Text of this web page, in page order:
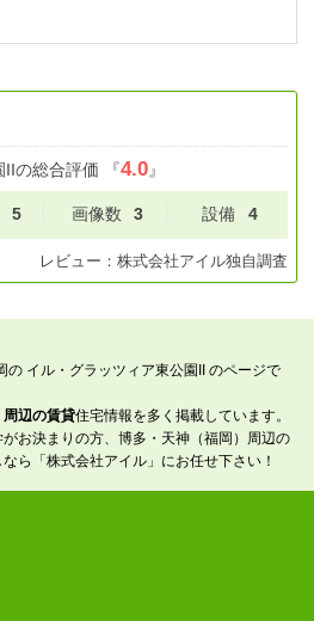
IIの総合評価 『4.0』
5 画像数 3 設備 4
レビュー： 株式会社アイル独自調査
の イル・グラッツィア東公園II のページで
辺の賃貸住宅情報を多く掲載しています。
お決まりの方、博多・天神（福岡）周辺の
ら「株式会社アイル」にお任せ下さい！